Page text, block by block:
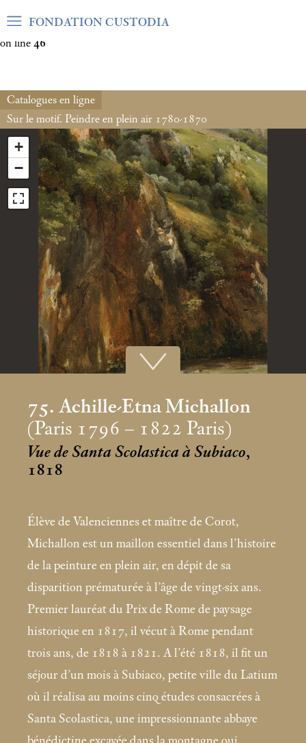
Warning: Undefined array key "var_mode" in
on line 46
FONDATION CUSTODIA
Catalogues en ligne
Sur le motif. Peindre en plein air 1780-1870
+
−
75. Achille-Etna Michallon
(Paris 1796 – 1822 Paris)
Vue de Santa Scolastica à Subiaco,
1818
Élève de Valenciennes et maître de Corot,
Michallon est un maillon essentiel dans l’histoire
de la peinture en plein air, en dépit de sa
disparition prématurée à l’âge de vingt-six ans.
Premier lauréat du Prix de Rome de paysage
historique en 1817, il vécut à Rome pendant
trois ans, de 1818 à 1821. A l’été 1818, il fit un
séjour d’un mois à Subiaco, petite ville du Latium
où il réalisa au moins cinq études consacrées à
Santa Scolastica, une impressionnante abbaye